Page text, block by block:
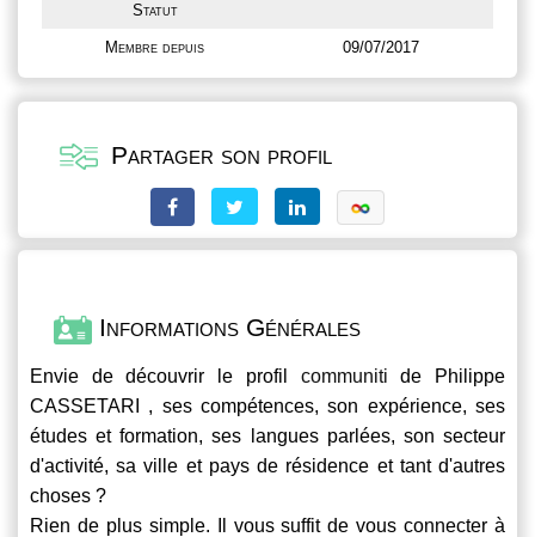
Statut
Membre depuis 09/07/2017
Partager son profil
Informations Générales
Envie de découvrir le profil communiti de Philippe
CASSETARI , ses compétences, son expérience, ses
études et formation, ses langues parlées, son secteur
d'activité, sa ville et pays de résidence et tant d'autres
choses ?
Rien de plus simple. Il vous suffit de vous connecter à